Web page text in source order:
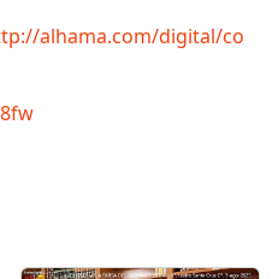
alhama.com/digital/co